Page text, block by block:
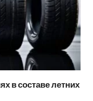
в составе летних